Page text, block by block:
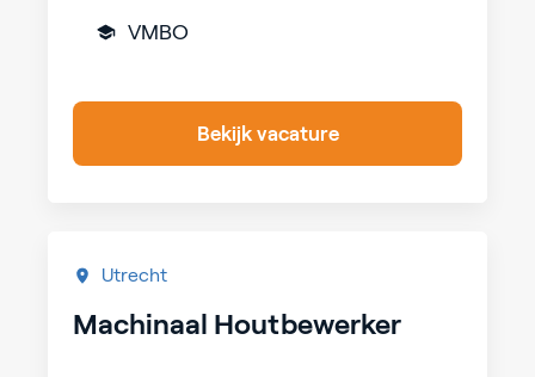
VMBO
Bekijk vacature
Utrecht
Machinaal Houtbewerker